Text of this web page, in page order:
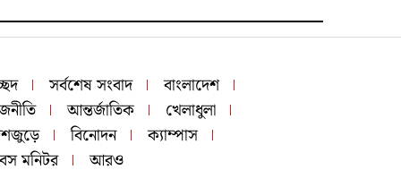
সর্বশেষ সংবাদ
বাংলাদেশ
আন্তর্জাতিক
খেলাধুলা
বিনোদন
ক্যাম্পাস
মনিটর
আরও